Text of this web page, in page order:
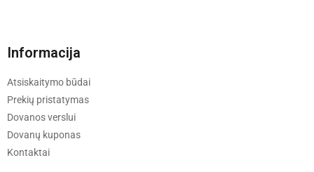
Informacija
Atsiskaitymo būdai
Prekių pristatymas
Dovanos verslui
Dovanų kuponas
Kontaktai